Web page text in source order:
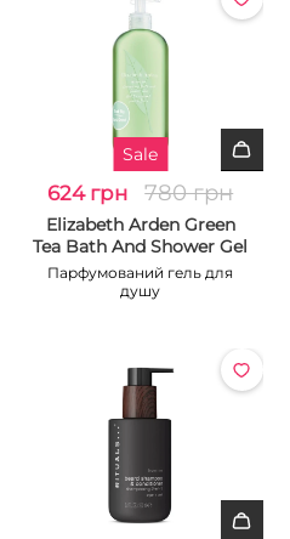
Sale
624 грн 780 грн
Elizabeth Arden Green
Tea Bath And Shower Gel
Парфумований гель для
душу